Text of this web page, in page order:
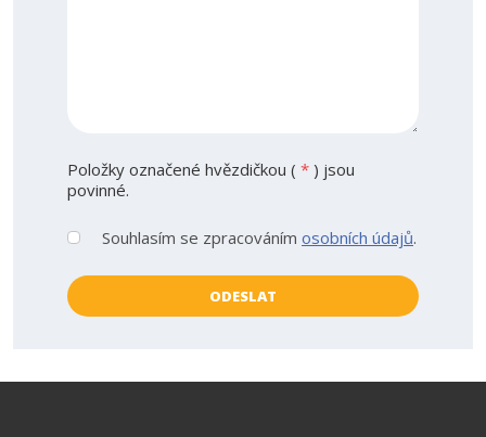
Položky označené hvězdičkou ( * ) jsou
povinné.
Souhlasím
zpracováním
osobních
Souhlasím se zpracováním osobních údajů.
ODESLAT